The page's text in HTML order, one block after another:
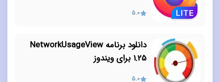
5.0
دانلود برنامه NetworkUsageView
1.25 برای ویندوز
5.0